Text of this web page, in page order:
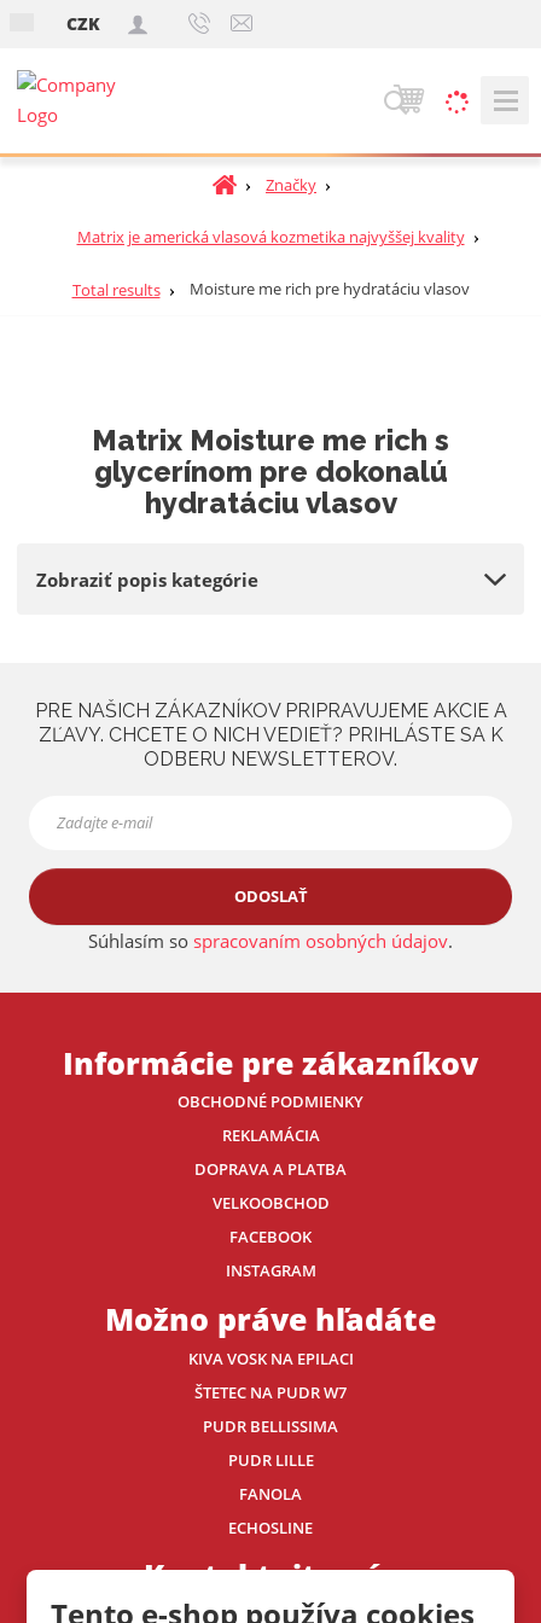
Tento e-shop používa cookies
CZK
V
h
d
á
e
Ú
o
n
n
a
Značky
Matrix je americká vlasová kozmetika najvyššej kvality
Total results Moisture me rich pre hydratáciu vlasov
Matrix Moisture me rich s
glycerínom pre dokonalú
hydratáciu vlasov
Zobraziť popis kategórie
PRE NAŠICH ZÁKAZNÍKOV PRIPRAVUJEME AKCIE A
ZĽAVY. CHCETE O NICH VEDIEŤ? PRIHLÁSTE SA K
ODBERU NEWSLETTEROV.
ODOSLAŤ
Súhlasím so spracovaním osobných údajov.
Informácie pre zákazníkov
OBCHODNÉ PODMIENKY
REKLAMÁCIA
DOPRAVA A PLATBA
VELKOOBCHOD
FACEBOOK
INSTAGRAM
Možno práve hľadáte
KIVA VOSK NA EPILACI
ŠTETEC NA PUDR W7
PUDR BELLISSIMA
PUDR LILLE
FANOLA
ECHOSLINE
Kontaktujte nás